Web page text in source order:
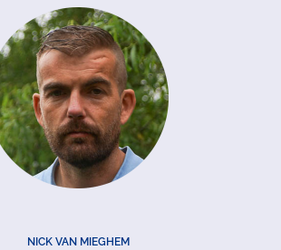
NICK VAN MIEGHEM